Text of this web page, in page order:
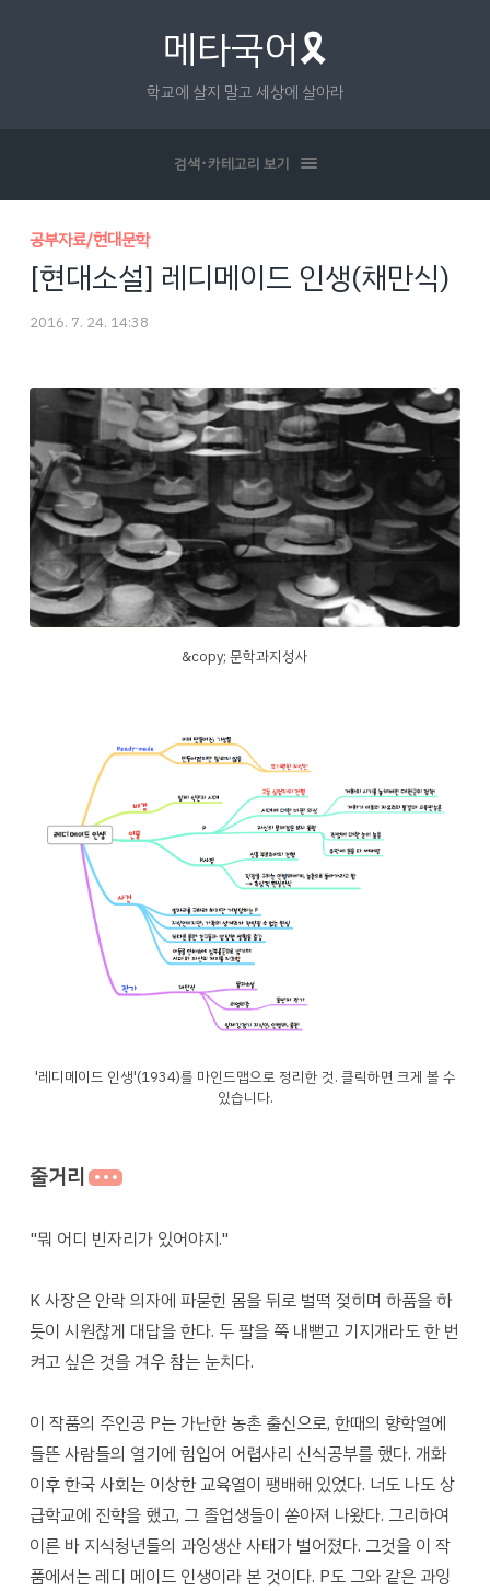
메타국어🎗
학교에 살지 말고 세상에 살아라
검색･카테고리 보기
공부자료/현대문학
[현대소설] 레디메이드 인생(채만식)
2016. 7. 24. 14:38
&copy; 문학과지성사
'레디메이드 인생'(1934)를 마인드맵으로 정리한 것. 클릭하면 크게 볼 수
있습니다.
줄거리
"뭐 어디 빈자리가 있어야지."
K 사장은 안락 의자에 파묻힌 몸을 뒤로 벌떡 젖히며 하품을 하
듯이 시원찮게 대답을 한다. 두 팔을 쭉 내뻗고 기지개라도 한 번
켜고 싶은 것을 겨우 참는 눈치다.
이 작품의 주인공 P는 가난한 농촌 출신으로, 한때의 향학열에
들뜬 사람들의 열기에 힘입어 어렵사리 신식공부를 했다. 개화
이후 한국 사회는 이상한 교육열이 팽배해 있었다. 너도 나도 상
급학교에 진학을 했고, 그 졸업생들이 쏟아져 나왔다. 그리하여
이른 바 지식청년들의 과잉생산 사태가 벌어졌다. 그것을 이 작
품에서는 레디 메이드 인생이라 본 것이다. P도 그와 같은 과잉